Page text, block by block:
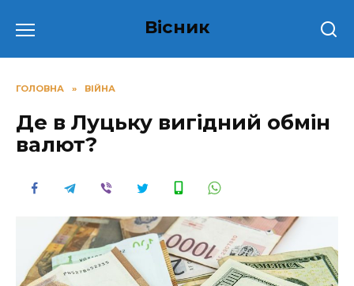
до
Вісник
ГОЛОВНА » ВІЙНА
Де в Луцьку вигідний обмін
валют?